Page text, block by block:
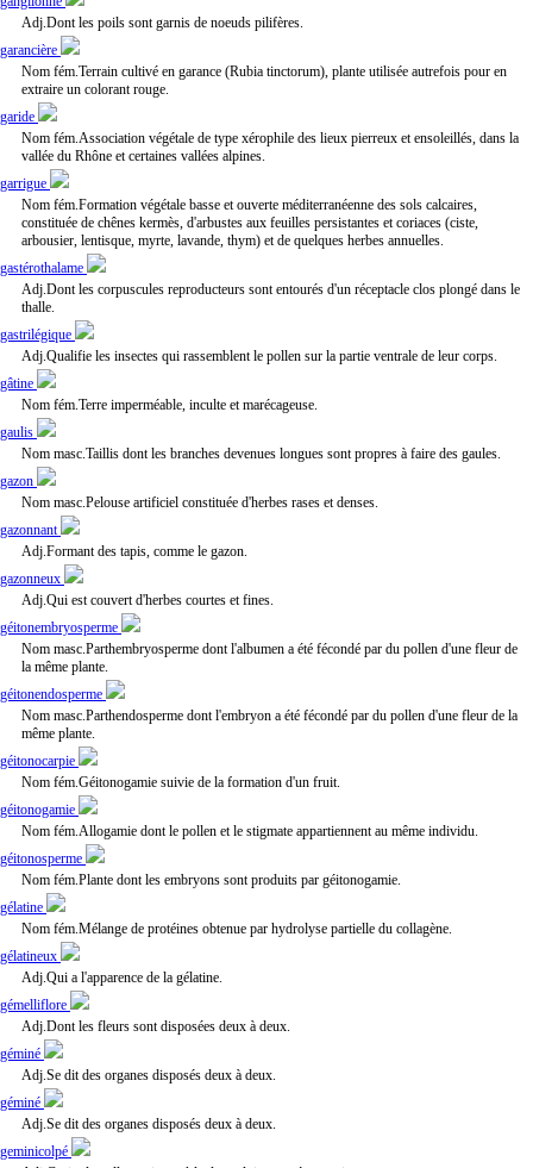
Adj.Dont les poils sont garnis de noeuds pilifères.
garancière
Nom fém.Terrain cultivé en garance (Rubia tinctorum), plante utilisée autrefois pour en
extraire un colorant rouge.
garide
Nom fém.Association végétale de type xérophile des lieux pierreux et ensoleillés, dans la
vallée du Rhône et certaines vallées alpines.
garrigue
Nom fém.Formation végétale basse et ouverte méditerranéenne des sols calcaires,
constituée de chênes kermès, d'arbustes aux feuilles persistantes et coriaces (ciste,
arbousier, lentisque, myrte, lavande, thym) et de quelques herbes annuelles.
gastérothalame
Adj.Dont les corpuscules reproducteurs sont entourés d'un réceptacle clos plongé dans le
thalle.
gastrilégique
Adj.Qualifie les insectes qui rassemblent le pollen sur la partie ventrale de leur corps.
gâtine
Nom fém.Terre imperméable, inculte et marécageuse.
gaulis
Nom masc.Taillis dont les branches devenues longues sont propres à faire des gaules.
gazon
Nom masc.Pelouse artificiel constituée d'herbes rases et denses.
gazonnant
Adj.Formant des tapis, comme le gazon.
gazonneux
Adj.Qui est couvert d'herbes courtes et fines.
géitonembryosperme
Nom masc.Parthembryosperme dont l'albumen a été fécondé par du pollen d'une fleur de
la même plante.
géitonendosperme
Nom masc.Parthendosperme dont l'embryon a été fécondé par du pollen d'une fleur de la
même plante.
géitonocarpie
Nom fém.Géitonogamie suivie de la formation d'un fruit.
géitonogamie
Nom fém.Allogamie dont le pollen et le stigmate appartiennent au même individu.
géitonosperme
Nom fém.Plante dont les embryons sont produits par géitonogamie.
gélatine
Nom fém.Mélange de protéines obtenue par hydrolyse partielle du collagène.
gélatineux
Adj.Qui a l'apparence de la gélatine.
gémelliflore
Adj.Dont les fleurs sont disposées deux à deux.
géminé
Adj.Se dit des organes disposés deux à deux.
géminé
Adj.Se dit des organes disposés deux à deux.
geminicolpé